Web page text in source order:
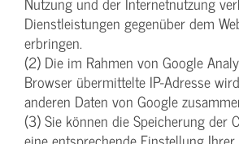
Dienstleistungen gegenüber dem
erbringen.
(2) Die im Rahmen von Google
Browser übermittelte IP-Adresse
anderen Daten von Google
(3) Sie können die Speicherung der